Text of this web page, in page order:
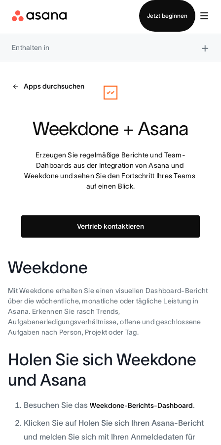
Jetzt beginnen
Vertrieb kontaktieren
Enthalten in ×
Apps durchsuchen
Weekdone + Asana
Erzeugen Sie regelmäßige Berichte und Team-
Dahboards aus der Integration von Asana und
Weekdone und sehen Sie den Fortschritt Ihres Teams
auf einen Blick.
Vertrieb kontaktieren
Weekdone
Mit Weekdone erhalten Sie einen visuellen Dashboard-Bericht
über die wöchentliche, monatliche oder tägliche Leistung in
Asana. Erkennen Sie rasch Trends,
Aufgabenerledigungsverhältnisse, offene und geschlossene
Aufgaben nach Person, Projekt oder Tag.
Holen Sie sich Weekdone
und Asana
Besuchen Sie das Weekdone-Berichts-Dashboard.
Klicken Sie auf Holen Sie sich Ihren Asana-Bericht
und melden Sie sich mit Ihren Anmeldedaten für